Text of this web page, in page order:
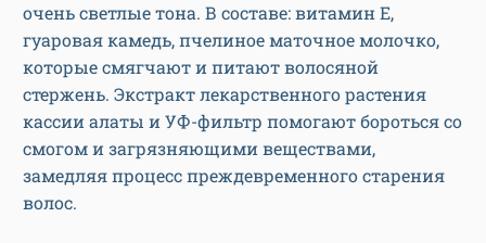
очень светлые тона. В составе: витамин Е,
гуаровая камедь, пчелиное маточное молочко,
которые смягчают и питают волосяной
стержень. Экстракт лекарственного растения
кассии алаты и УФ-фильтр помогают бороться со
смогом и загрязняющими веществами,
замедляя процесс преждевременного старения
волос.